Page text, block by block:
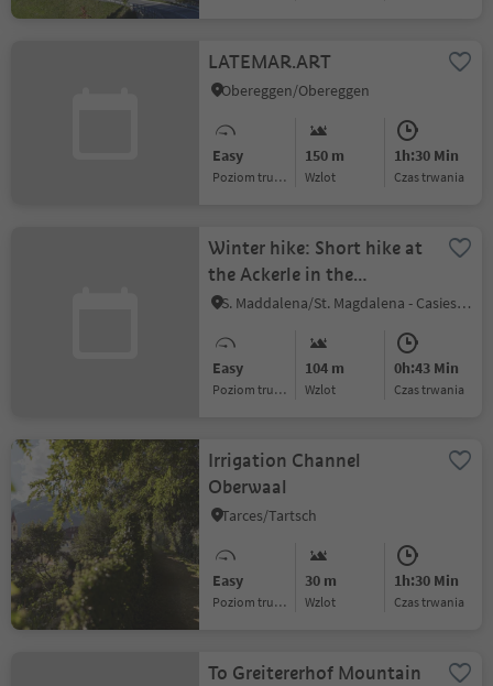
LATEMAR.ART
Obereggen/Obereggen
Easy
Poziom trudności
150 m
Wzlot
1h:30 Min
czas trwania
Winter hike: Short hike at
the Ackerle in the
Gsiesertal Valley
S. Maddalena/St. Magdalena - Casies/Gsies, Gsies/Valle di Casies
Easy
Poziom trudności
104 m
Wzlot
0h:43 Min
czas trwania
Irrigation Channel
Oberwaal
Tarces/Tartsch
Easy
Poziom trudności
30 m
Wzlot
1h:30 Min
czas trwania
To Greitererhof Mountain